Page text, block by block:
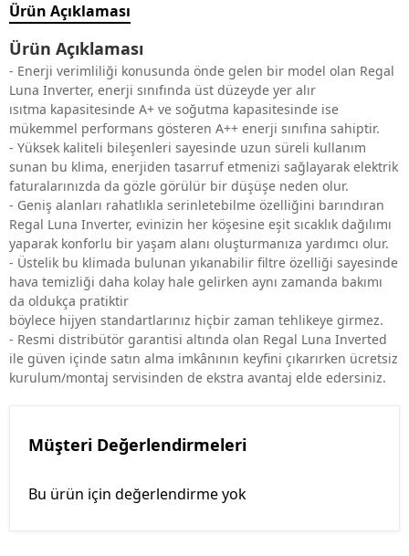
Ürün Açıklaması
Ürün Açıklaması
- Enerji verimliliği konusunda önde gelen bir model olan Regal
Luna Inverter, enerji sınıfında üst düzeyde yer alır
ısıtma kapasitesinde A+ ve soğutma kapasitesinde ise
mükemmel performans gösteren A++ enerji sınıfına sahiptir.
- Yüksek kaliteli bileşenleri sayesinde uzun süreli kullanım
sunan bu klima, enerjiden tasarruf etmenizi sağlayarak elektrik
faturalarınızda da gözle görülür bir düşüşe neden olur.
- Geniş alanları rahatlıkla serinletebilme özelliğini barındıran
Regal Luna Inverter, evinizin her köşesine eşit sıcaklık dağılımı
yaparak konforlu bir yaşam alanı oluşturmanıza yardımcı olur.
- Üstelik bu klimada bulunan yıkanabilir filtre özelliği sayesinde
hava temizliği daha kolay hale gelirken aynı zamanda bakımı
da oldukça pratiktir
böylece hijyen standartlarınız hiçbir zaman tehlikeye girmez.
- Resmi distribütör garantisi altında olan Regal Luna Inverted
ile güven içinde satın alma imkânının keyfini çıkarırken ücretsiz
kurulum/montaj servisinden de ekstra avantaj elde edersiniz.
Müşteri Değerlendirmeleri
Bu ürün için değerlendirme yok